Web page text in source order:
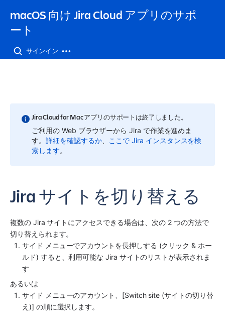
macOS 向け Jira Cloud アプリのサポ
ート
サインイン
Jira Cloud for Mac アプリのサポートは終了しました。
ご利用の Web ブラウザーから Jira で作業を進めま
す。詳細を確認するか、 ここで Jira インスタンスを検
索します。
Jira サイトを切り替える
複数の Jira サイトにアクセスできる場合は、次の 2 つの方法で
切り替えられます。
サイド メニューでアカウントを長押しする (クリック & ホー
ルド) すると、利用可能な Jira サイトのリストが表示されま
す
あるいは
サイド メニューのアカウント、[Switch site (サイトの切り替
え)] の順に選択します。